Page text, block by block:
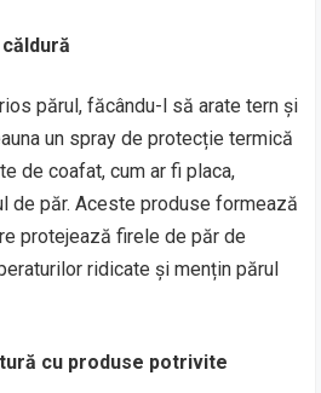
părul, făcându-l să arate tern și
un spray de protecție termică
de coafat, cum ar fi placa,
de păr. Aceste produse formează
protejează firele de păr de
ridicate și mențin părul
cu produse potrivite